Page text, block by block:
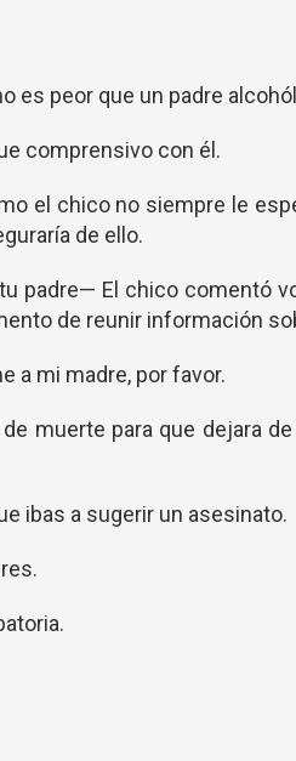
es peor que un padre
comprensivo con él.
el chico no siempre le
de ello.
padre— El chico comentó
de reunir información
a mi madre, por favor.
muerte para que dejara
ibas a sugerir un asesinato.